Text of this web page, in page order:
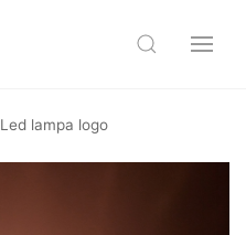
Led lampa logo